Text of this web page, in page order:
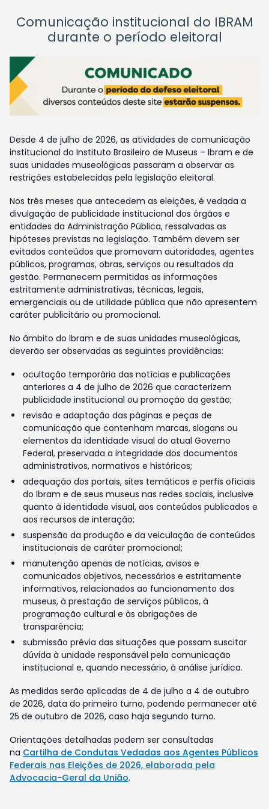
Comunicação institucional do IBRAM
durante o período eleitoral
Desde 4 de julho de 2026, as atividades de comunicação
institucional do Instituto Brasileiro de Museus – Ibram e de
suas unidades museológicas passaram a observar as
restrições estabelecidas pela legislação eleitoral.
Nos três meses que antecedem as eleições, é vedada a
divulgação de publicidade institucional dos órgãos e
entidades da Administração Pública, ressalvadas as
hipóteses previstas na legislação. Também devem ser
evitados conteúdos que promovam autoridades, agentes
públicos, programas, obras, serviços ou resultados da
gestão. Permanecem permitidas as informações
estritamente administrativas, técnicas, legais,
emergenciais ou de utilidade pública que não apresentem
caráter publicitário ou promocional.
No âmbito do Ibram e de suas unidades museológicas,
deverão ser observadas as seguintes providências:
ocultação temporária das notícias e publicações
anteriores a 4 de julho de 2026 que caracterizem
publicidade institucional ou promoção da gestão;
revisão e adaptação das páginas e peças de
comunicação que contenham marcas, slogans ou
elementos da identidade visual do atual Governo
Federal, preservada a integridade dos documentos
administrativos, normativos e históricos;
adequação dos portais, sites temáticos e perfis oficiais
do Ibram e de seus museus nas redes sociais, inclusive
quanto à identidade visual, aos conteúdos publicados e
aos recursos de interação;
suspensão da produção e da veiculação de conteúdos
institucionais de caráter promocional;
manutenção apenas de notícias, avisos e
comunicados objetivos, necessários e estritamente
informativos, relacionados ao funcionamento dos
museus, à prestação de serviços públicos, à
programação cultural e às obrigações de
transparência;
submissão prévia das situações que possam suscitar
dúvida à unidade responsável pela comunicação
institucional e, quando necessário, à análise jurídica.
As medidas serão aplicadas de 4 de julho a 4 de outubro
de 2026, data do primeiro turno, podendo permanecer até
25 de outubro de 2026, caso haja segundo turno.
Orientações detalhadas podem ser consultadas
na Cartilha de Condutas Vedadas aos Agentes Públicos
Federais nas Eleições de 2026, elaborada pela
Advocacia-Geral da União.